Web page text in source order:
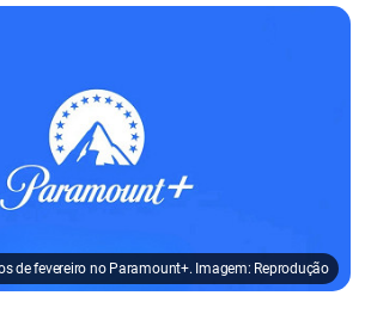
de fevereiro no Paramount+. Imagem: Reprodução